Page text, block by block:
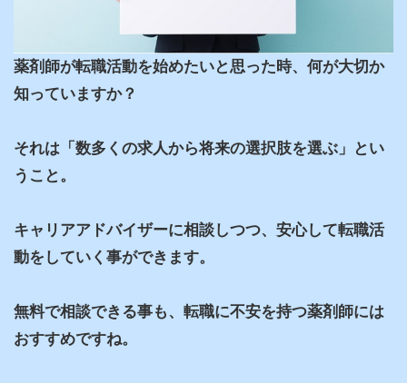
薬剤師が転職活動を始めたいと思った時、何が大切か
知っていますか？
それは「数多くの求人から将来の選択肢を選ぶ」とい
うこと。
キャリアアドバイザーに相談しつつ、安心して転職活
動をしていく事ができます。
無料で相談できる事も、転職に不安を持つ薬剤師には
おすすめですね。